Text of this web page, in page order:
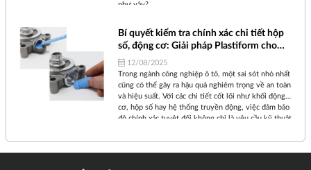
như vậy?
Bí quyết kiểm tra chính xác chi tiết hộp
số, động cơ: Giải pháp Plastiform cho
ngành ô tô
12/08/2025
Trong ngành công nghiệp ô tô, một sai sót nhỏ nhất
cũng có thể gây ra hậu quả nghiêm trọng về an toàn
và hiệu suất. Với các chi tiết cốt lõi như khối động
cơ, hộp số hay hệ thống truyền động, việc đảm bảo
độ chính xác tuyệt đối không chỉ là yêu cầu kỹ thuật
Tuy nhiên, việc kiểm tra các rãnh dẫn dầu sâu, lỗ ren
trong và bề mặt phức tạp luôn là một thách thức lớn.